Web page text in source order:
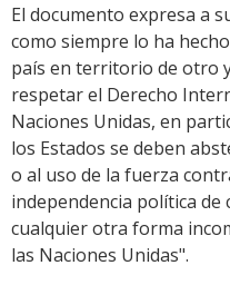
El documento expresa a
como siempre lo ha
país en territorio de otro
respetar el Derecho
Naciones Unidas, en
los Estados se deben
o al uso de la fuerza
independencia política de
cualquier otra forma
las Naciones Unidas".